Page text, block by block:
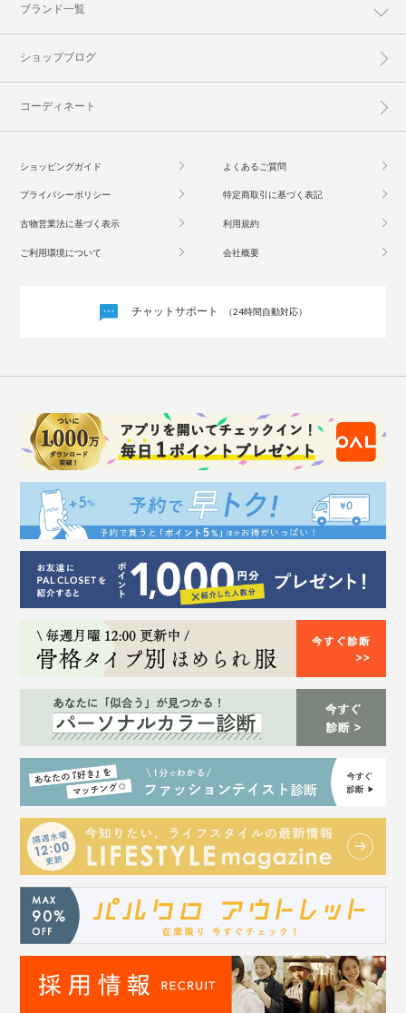
ブランド一覧
ショップブログ
コーディネート
ショッピングガイド よくあるご質問
プライバシーポリシー 特定商取引に基づく表記
古物営業法に基づく表示 利用規約
ご利用環境について 会社概要
チャットサポート （24時間自動対応）